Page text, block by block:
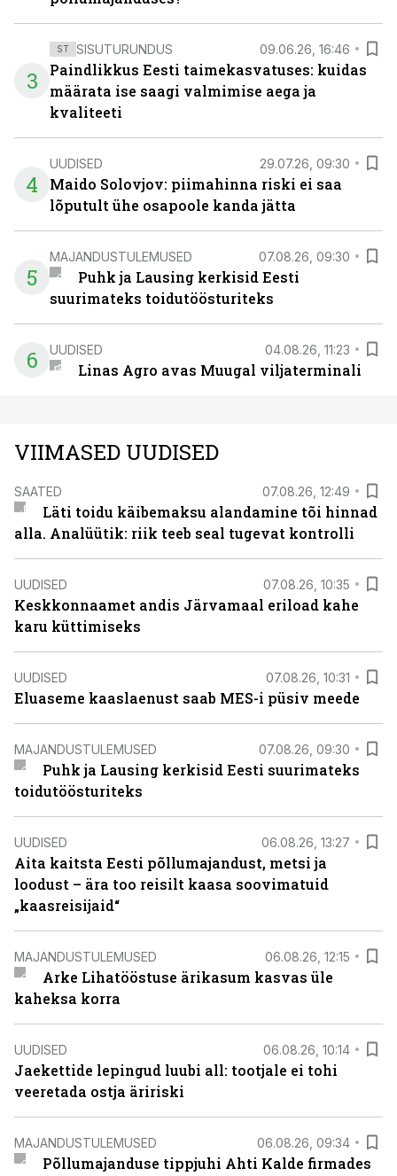
3
ST SISUTURUNDUS 09.06.26, 16:46
Paindlikkus Eesti taimekasvatuses: kuidas
määrata ise saagi valmimise aega ja
kvaliteeti
4
UUDISED 29.07.26, 09:30
Maido Solovjov: piimahinna riski ei saa
lõputult ühe osapoole kanda jätta
5
MAJANDUSTULEMUSED 07.08.26, 09:30
Puhk ja Lausing kerkisid Eesti
suurimateks toidutöösturiteks
6 UUDISED 04.08.26, 11:23
Linas Agro avas Muugal viljaterminali
VIIMASED UUDISED
SAATED 07.08.26, 12:49
Läti toidu käibemaksu alandamine tõi hinnad
alla. Analüütik: riik teeb seal tugevat kontrolli
UUDISED 07.08.26, 10:35
Keskkonnaamet andis Järvamaal eriload kahe
karu küttimiseks
UUDISED 07.08.26, 10:31
Eluaseme kaaslaenust saab MES-i püsiv meede
MAJANDUSTULEMUSED 07.08.26, 09:30
Puhk ja Lausing kerkisid Eesti suurimateks
toidutöösturiteks
UUDISED 06.08.26, 13:27
Aita kaitsta Eesti põllumajandust, metsi ja
loodust – ära too reisilt kaasa soovimatuid
„kaasreisijaid“
MAJANDUSTULEMUSED 06.08.26, 12:15
Arke Lihatööstuse ärikasum kasvas üle
kaheksa korra
UUDISED 06.08.26, 10:14
Jaekettide lepingud luubi all: tootjale ei tohi
veeretada ostja äririski
MAJANDUSTULEMUSED 06.08.26, 09:34
Põllumajanduse tippjuhi Ahti Kalde firmades